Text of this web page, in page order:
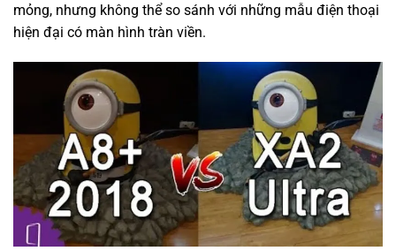
mỏng, nhưng không thể so sánh với những mẫu điện thoại
hiện đại có màn hình tràn viền.